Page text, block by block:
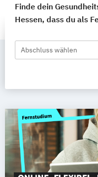
Finde dein
Hessen, dass du als
Abschluss wählen